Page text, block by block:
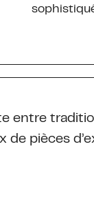
entre
de pièces